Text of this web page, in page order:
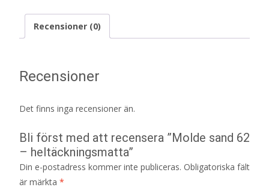
Recensioner (0)
Recensioner
Det finns inga recensioner än.
Bli först med att recensera ”Molde sand 62
– heltäckningsmatta”
Din e-postadress kommer inte publiceras. Obligatoriska fält
är märkta *